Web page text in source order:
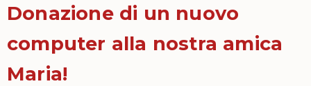
Donazione di un nuovo
computer alla nostra amica
Maria!